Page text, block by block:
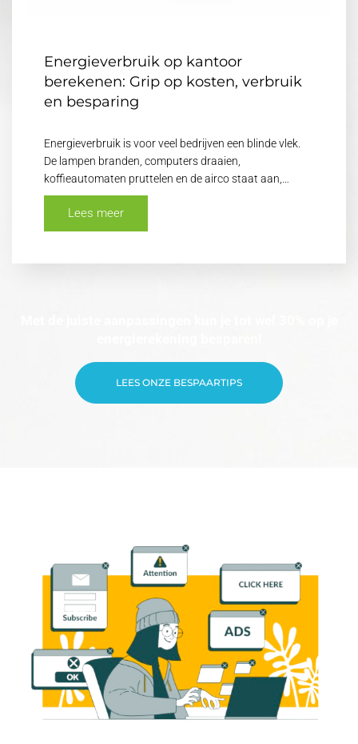
Energieverbruik op kantoor
berekenen: Grip op kosten, verbruik
en besparing
Energieverbruik is voor veel bedrijven een blinde vlek.
De lampen branden, computers draaien,
koffieautomaten pruttelen en de airco staat aan,…
Lees meer
LEES ONZE BESPAARTIPS